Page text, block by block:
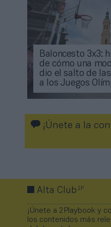
Baloncesto 3x3:
de cómo una
dio el salto de
a los Juegos
¡Únete a la
Alta Club2P
¡Únete a 2Playbook y
los contenidos más